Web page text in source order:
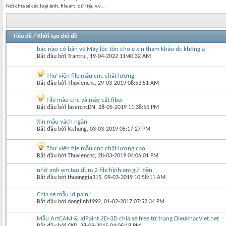
Nơi chia sẻ các loại ảnh, file art, dữ liệu v.v...
Tiêu đề / Khởi tạo chủ đề
bác nào có bản vẽ Máy lốc tôn cho e xin tham khảo dc không ạ
Bắt đầu bởi Trantrui‎, 19-04-2022 11:40:32 AM
Thư viện file mẫu cnc chất lượng
Bắt đầu bởi Thuviencnc‎, 29-03-2019 08:53:51 AM
File mẫu cnc và máy cắt fiber
Bắt đầu bởi lasercncDN ‎, 28-05-2019 11:38:55 PM
Xin mẫu vách ngăn
Bắt đầu bởi ktshung‎, 03-03-2019 05:17:27 PM
Thư viện file mẫu cnc chất lượng cao
Bắt đầu bởi Thuviencnc‎, 28-03-2019 04:06:01 PM
nhờ anh em tạo dùm 2 file hình em gửi tiền
Bắt đầu bởi thuonggia315‎, 09-03-2019 10:58:11 AM
Chia sẻ mẫu jd pain !
Bắt đầu bởi donglinh1992‎, 01-02-2017 07:52:34 PM
Mẫu ArtCAM & JdPaint 2D-3D chia sẻ free từ trang DieukhacViet.net